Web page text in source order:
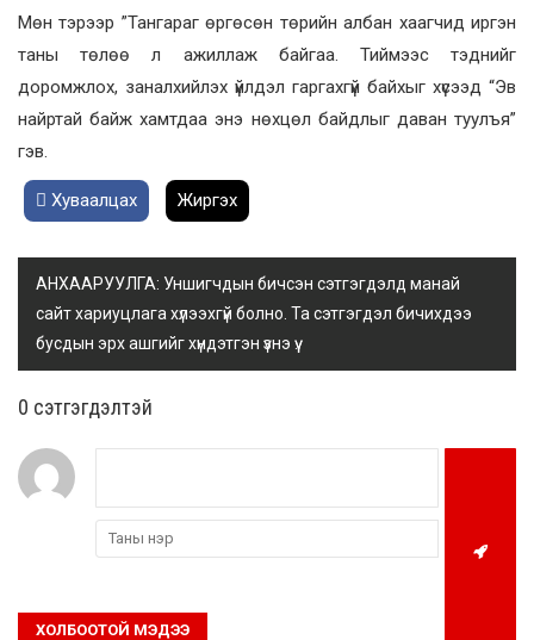
Мөн тэрээр ”Тангараг өргөсөн төрийн албан хаагчид иргэн
таны төлөө л ажиллаж байгаа. Тиймээс тэднийг
доромжлох, заналхийлэх үйлдэл гаргахгүй байхыг хүсээд “Эв
найртай байж хамтдаа энэ нөхцөл байдлыг даван туулъя”
гэв.
Хуваалцах Жиргэх
АНХААРУУЛГА: Уншигчдын бичсэн сэтгэгдэлд манай
сайт хариуцлага хүлээхгүй болно. Та сэтгэгдэл бичихдээ
бусдын эрх ашгийг хүндэтгэн үзнэ үү.
0 cэтгэгдэлтэй
ХОЛБООТОЙ МЭДЭЭ